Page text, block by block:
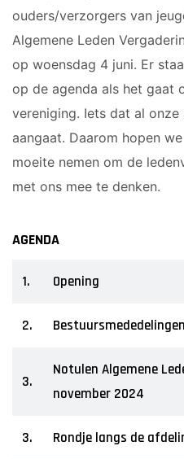
ouders/verzorgers van
Algemene Leden
op woensdag 4 juni. Er
op de agenda als het gaat
vereniging. Iets dat al onze
aangaat. Daarom hopen
moeite nemen om de
met ons mee te denken.
AGENDA
1. Opening
2.
3.
Notulen Algemene
november 2024
3. Rondje langs de